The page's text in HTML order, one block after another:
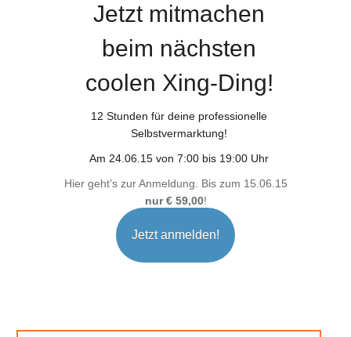
Jetzt mitmachen
beim nächsten
coolen Xing-Ding!
12 Stunden für deine professionelle
Selbstvermarktung!
Am 24.06.15 von 7:00 bis 19:00 Uhr
Hier geht’s zur Anmeldung. Bis zum 15.06.15
nur € 59,00!
Jetzt anmelden!